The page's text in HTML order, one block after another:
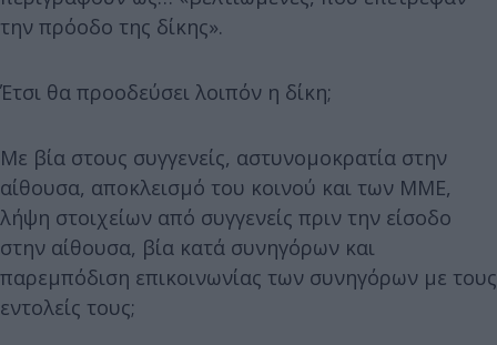
την πρόοδο της δίκης».
Έτσι θα προοδεύσει λοιπόν η δίκη;
Με βία στους συγγενείς, αστυνομοκρατία στην
αίθουσα, αποκλεισμό του κοινού και των ΜΜΕ,
λήψη στοιχείων από συγγενείς πριν την είσοδο
στην αίθουσα, βία κατά συνηγόρων και
παρεμπόδιση επικοινωνίας των συνηγόρων με τους
εντολείς τους;